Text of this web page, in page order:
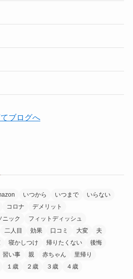
いつから いつまで
いらない
コロナ
デメリット
ニック
フィットディッシュ
二人目 効果 口コミ 大変
夫
寝かしつけ 帰りたくない
後悔
習い事 親 赤ちゃん
里帰り
１歳 ２歳 ３歳 ４歳